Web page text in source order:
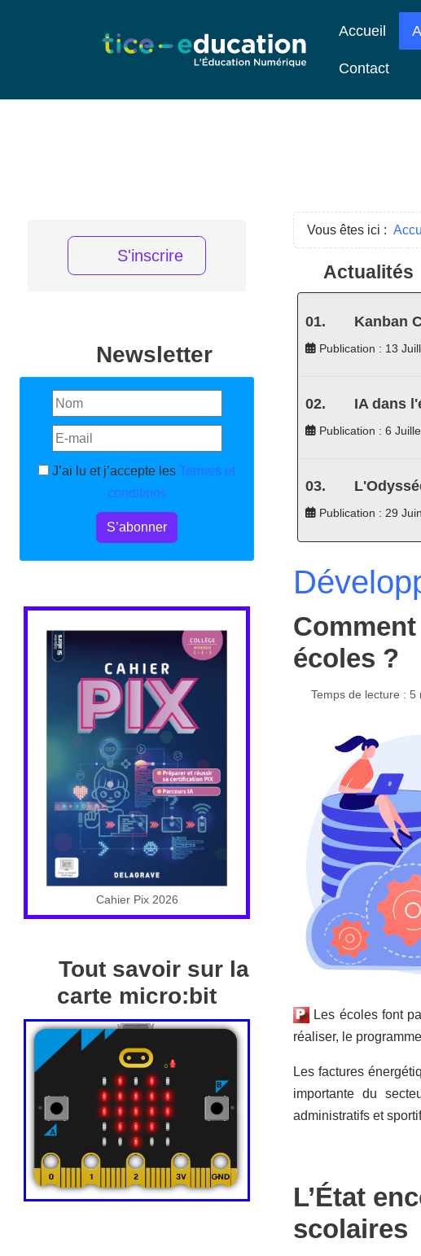
Accueil
Contact
S'inscrire
Newsletter
J’ai lu et j’accepte les Termes et
conditions
S’abonner
Cahier Pix 2026
Tout savoir sur la
carte micro:bit
Vous êtes ici :
Actualités
Kanban
Publication : 13
IA dans
Publication : 6
Publication : 29
écoles ?
Temps de lecture : 5
Les écoles font
réaliser, le programme
Les factures
importante du
administratifs et
L’État
scolaires